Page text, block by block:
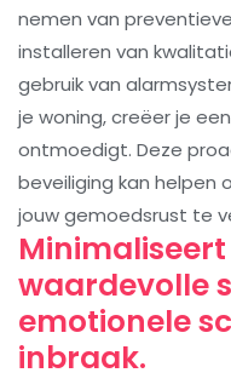
nemen van
installeren van
gebruik van
je woning, creëer je
ontmoedigt. Deze
beveiliging kan helpen
jouw gemoedsrust te
waardevolle
emotionele
inbraak.